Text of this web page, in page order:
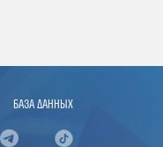
БАЗА ДАННЫХ